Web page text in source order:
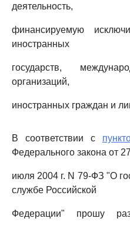
деятельность,
финансируемую
иностранных
государств,
организаций,
иностранных граждан и
В соответствии с
Федерального закона от 27
июля 2004 г. N 79-ФЗ "О
службе Российской
Федерации" прошу